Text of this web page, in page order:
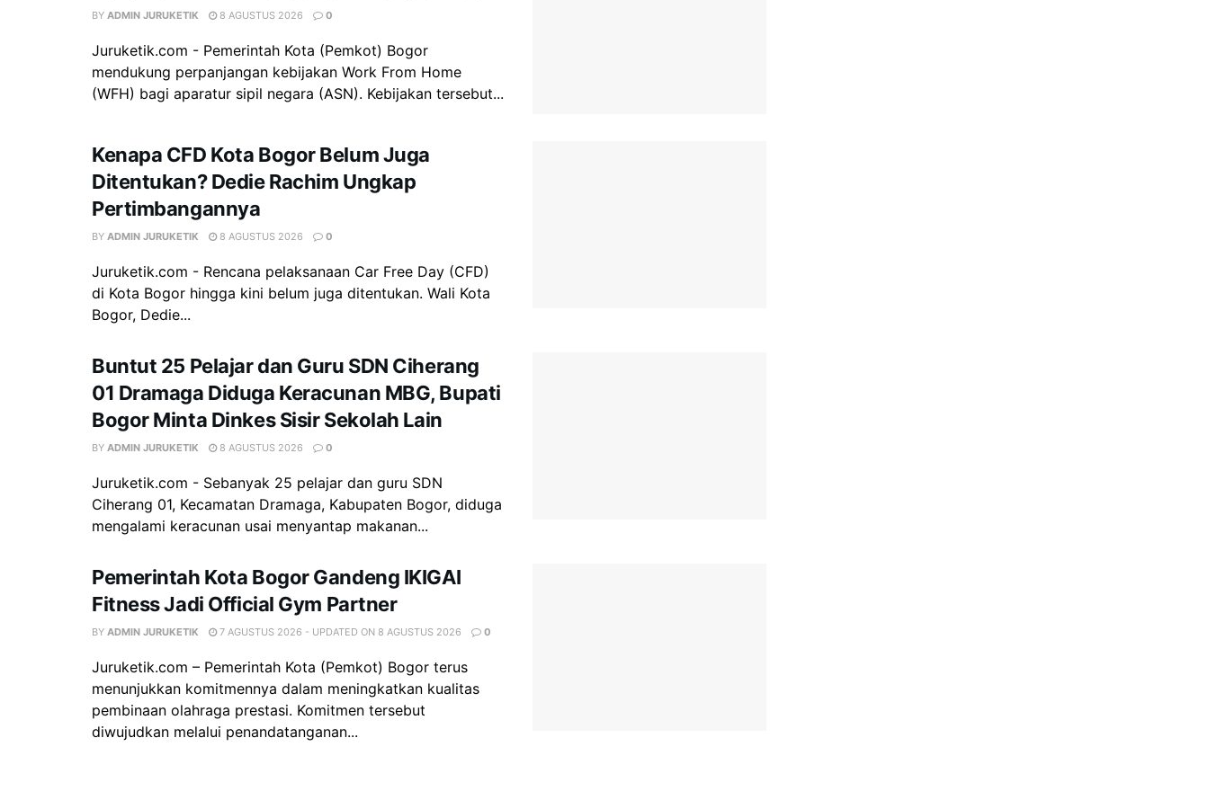
BY ADMIN JURUKETIK 8 AGUSTUS 2026 0
Juruketik.com - Pemerintah Kota (Pemkot) Bogor
mendukung perpanjangan kebijakan Work From Home
(WFH) bagi aparatur sipil negara (ASN). Kebijakan tersebut...
Kenapa CFD Kota Bogor Belum Juga
Ditentukan? Dedie Rachim Ungkap
Pertimbangannya
BY ADMIN JURUKETIK 8 AGUSTUS 2026 0
Juruketik.com - Rencana pelaksanaan Car Free Day (CFD)
di Kota Bogor hingga kini belum juga ditentukan. Wali Kota
Bogor, Dedie...
Buntut 25 Pelajar dan Guru SDN Ciherang
01 Dramaga Diduga Keracunan MBG, Bupati
Bogor Minta Dinkes Sisir Sekolah Lain
BY ADMIN JURUKETIK 8 AGUSTUS 2026 0
Juruketik.com - Sebanyak 25 pelajar dan guru SDN
Ciherang 01, Kecamatan Dramaga, Kabupaten Bogor, diduga
mengalami keracunan usai menyantap makanan...
Pemerintah Kota Bogor Gandeng IKIGAI
Fitness Jadi Official Gym Partner
BY ADMIN JURUKETIK 7 AGUSTUS 2026 - UPDATED ON 8 AGUSTUS 2026 0
Juruketik.com – Pemerintah Kota (Pemkot) Bogor terus
menunjukkan komitmennya dalam meningkatkan kualitas
pembinaan olahraga prestasi. Komitmen tersebut
diwujudkan melalui penandatanganan...